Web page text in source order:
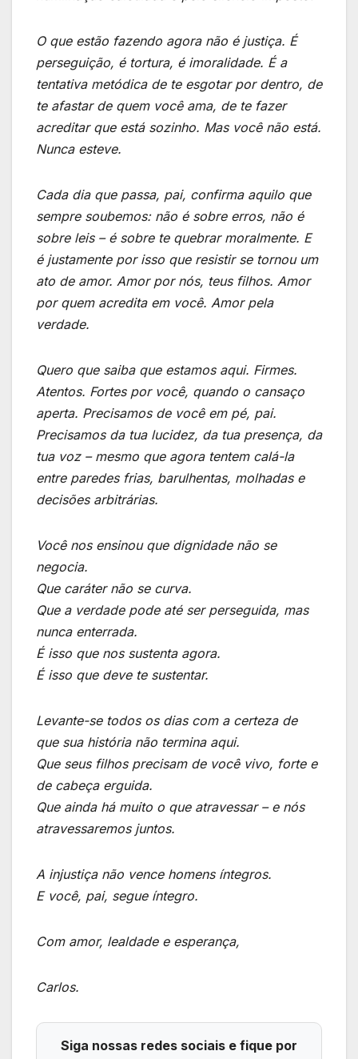
O que estão fazendo agora não é justiça. É
perseguição, é tortura, é imoralidade. É a
tentativa metódica de te esgotar por dentro, de
te afastar de quem você ama, de te fazer
acreditar que está sozinho. Mas você não está.
Nunca esteve.
Cada dia que passa, pai, confirma aquilo que
sempre soubemos: não é sobre erros, não é
sobre leis – é sobre te quebrar moralmente. E
é justamente por isso que resistir se tornou um
ato de amor. Amor por nós, teus filhos. Amor
por quem acredita em você. Amor pela
verdade.
Quero que saiba que estamos aqui. Firmes.
Atentos. Fortes por você, quando o cansaço
aperta. Precisamos de você em pé, pai.
Precisamos da tua lucidez, da tua presença, da
tua voz – mesmo que agora tentem calá-la
entre paredes frias, barulhentas, molhadas e
decisões arbitrárias.
Você nos ensinou que dignidade não se
negocia.
Que caráter não se curva.
Que a verdade pode até ser perseguida, mas
nunca enterrada.
É isso que nos sustenta agora.
É isso que deve te sustentar.
Levante-se todos os dias com a certeza de
que sua história não termina aqui.
Que seus filhos precisam de você vivo, forte e
de cabeça erguida.
Que ainda há muito o que atravessar – e nós
atravessaremos juntos.
A injustiça não vence homens íntegros.
E você, pai, segue íntegro.
Com amor, lealdade e esperança,
Carlos.
Siga nossas redes sociais e fique por